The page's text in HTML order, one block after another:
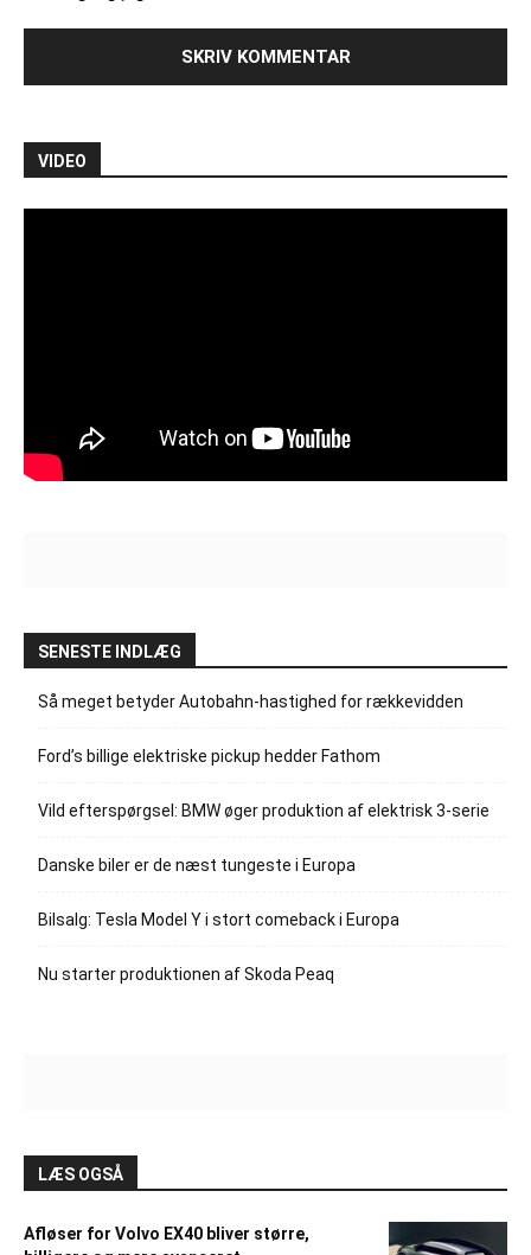
VIDEO
SENESTE INDLÆG
Så meget betyder Autobahn-hastighed for rækkevidden
Ford’s billige elektriske pickup hedder Fathom
Vild efterspørgsel: BMW øger produktion af elektrisk 3-serie
Danske biler er de næst tungeste i Europa
Bilsalg: Tesla Model Y i stort comeback i Europa
Nu starter produktionen af Skoda Peaq
LÆS OGSÅ
Afløser for Volvo EX40 bliver større,